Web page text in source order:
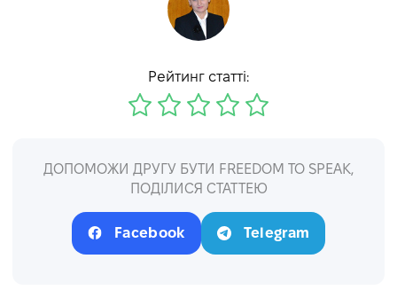
Рейтинг статті:
ДОПОМОЖИ ДРУГУ БУТИ FREEDOM TO SPEAK,
ПОДІЛИСЯ СТАТТЕЮ
Facebook Telegram